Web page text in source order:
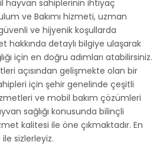
hayvan sahiplerinin ihtiyaç
ve Bakımı hizmeti, uzman
ve hijyenik koşullarda
hakkında detaylı bilgiye ulaşarak
için en doğru adımları atabilirsiniz.
açısından gelişmekte olan bir
için şehir genelinde çeşitli
ve mobil bakım çözümleri
sağlığı konusunda bilinçli
kalitesi ile öne çıkmaktadır. En
sizlerleyiz.